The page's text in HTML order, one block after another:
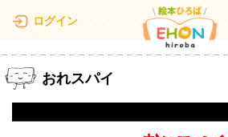
ログイン
おれスパイ